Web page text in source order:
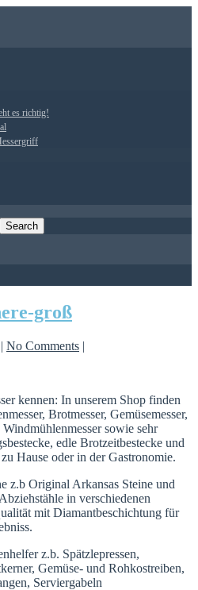
es richtig!
groß
| No Comments |
kennen: In unserem Shop finden
Brotmesser, Gemüsemesser,
sowie sehr
edle Brotzeitbestecke und
Hause oder in der Gastronomie.
z.b Original Arkansas Steine und
in verschiedenen
mit Diamantbeschichtung für
z.b. Spätzlepressen,
Gemüse- und Rohkostreiben,
Serviergabeln